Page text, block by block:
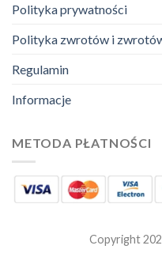
Polityka prywatności
Polityka zwrotów i
Regulamin
Informacje
METODA PŁATNOŚCI
Copyright